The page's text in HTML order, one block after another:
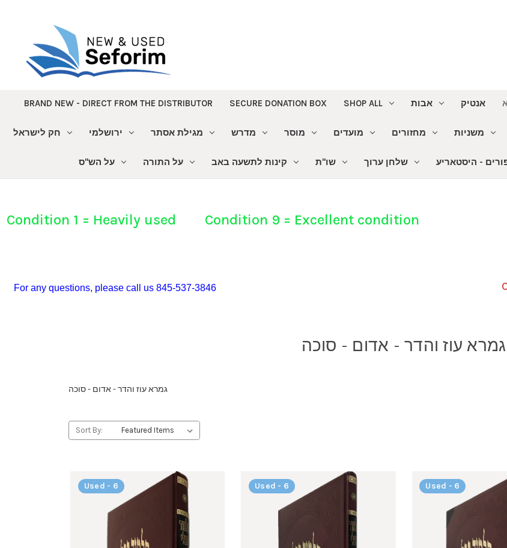
BRAND NEW - DIRECT FROM THE DISTRIBUTOR SECURE DONATION BOX SHOP ALL אבות אנטיק
חק לישראל ירושלמי מגילת אסתר מדרש מוסר מועדים מחזורים משניות
על הש"ס על התורה קינות לתשעה באב שו"ת שלחן ערוך - היסטאריע
Condition 1 = Heavily used Condition 9 = Excellent condition
For any questions, please call us 845-537-3846
גמרא עוז והדר - אדום - סוכה
גמרא עוז והדר - אדום - סוכה
Sort By:
Used - 6 Used - 6 Used - 6